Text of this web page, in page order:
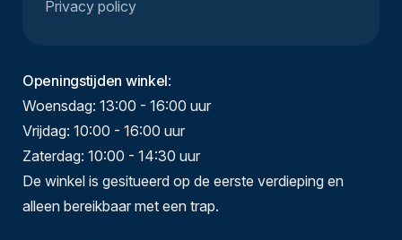
Privacy policy
Openingstijden winkel:
Woensdag: 13:00 - 16:00 uur
Vrijdag: 10:00 - 16:00 uur
Zaterdag: 10:00 - 14:30 uur
De winkel is gesitueerd op de eerste verdieping en
alleen bereikbaar met een trap.